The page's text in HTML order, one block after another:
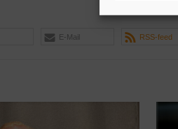
E-Mail RSS-feed